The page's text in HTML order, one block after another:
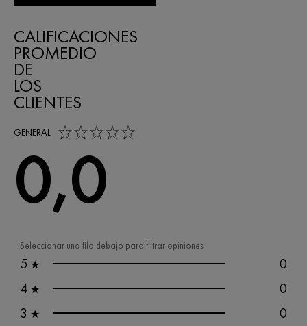
Seleccionar una fila debajo para filtrar opiniones
5 ★
0
4 ★
0
3 ★
0
CALIFICACIONES
PROMEDIO
DE
LOS
CLIENTES
GENERAL
0,0 out of 5 stars
0,0